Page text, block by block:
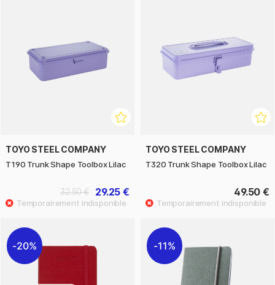
TOYO STEEL COMPANY
T190 Trunk Shape Toolbox Lilac
29.25 €
32.50 €
TOYO STEEL COMPANY
T320 Trunk Shape Toolbox Lilac
49.50 €
20% 11%